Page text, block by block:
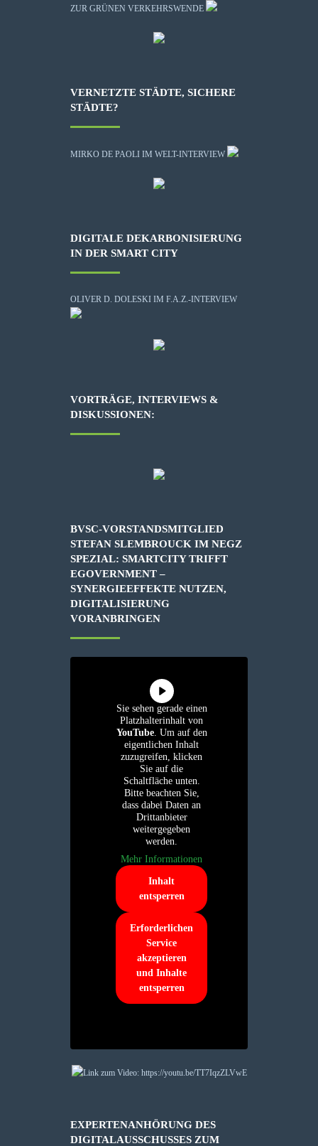
ZUR GRÜNEN VERKEHRSWENDE
VERNETZTE STÄDTE, SICHERE
STÄDTE?
MIRKO DE PAOLI IM WELT-INTERVIEW
DIGITALE DEKARBONISIERUNG
IN DER SMART CITY
OLIVER D. DOLESKI IM F.A.Z.-INTERVIEW
VORTRÄGE, INTERVIEWS &
DISKUSSIONEN:
BVSC-VORSTANDSMITGLIED
STEFAN SLEMBROUCK IM NEGZ
SPEZIAL: SMARTCITY TRIFFT
EGOVERNMENT –
SYNERGIEEFFEKTE NUTZEN,
DIGITALISIERUNG
VORANBRINGEN
Sie sehen gerade einen
Platzhalterinhalt von
YouTube. Um auf den
eigentlichen Inhalt
zuzugreifen, klicken
Sie auf die
Schaltfläche unten.
Bitte beachten Sie,
dass dabei Daten an
Drittanbieter
weitergegeben
werden.
Mehr Informationen
Inhalt
entsperren
Erforderlichen
Service
akzeptieren
und Inhalte
entsperren
EXPERTENANHÖRUNG DES
DIGITALAUSSCHUSSES ZUM